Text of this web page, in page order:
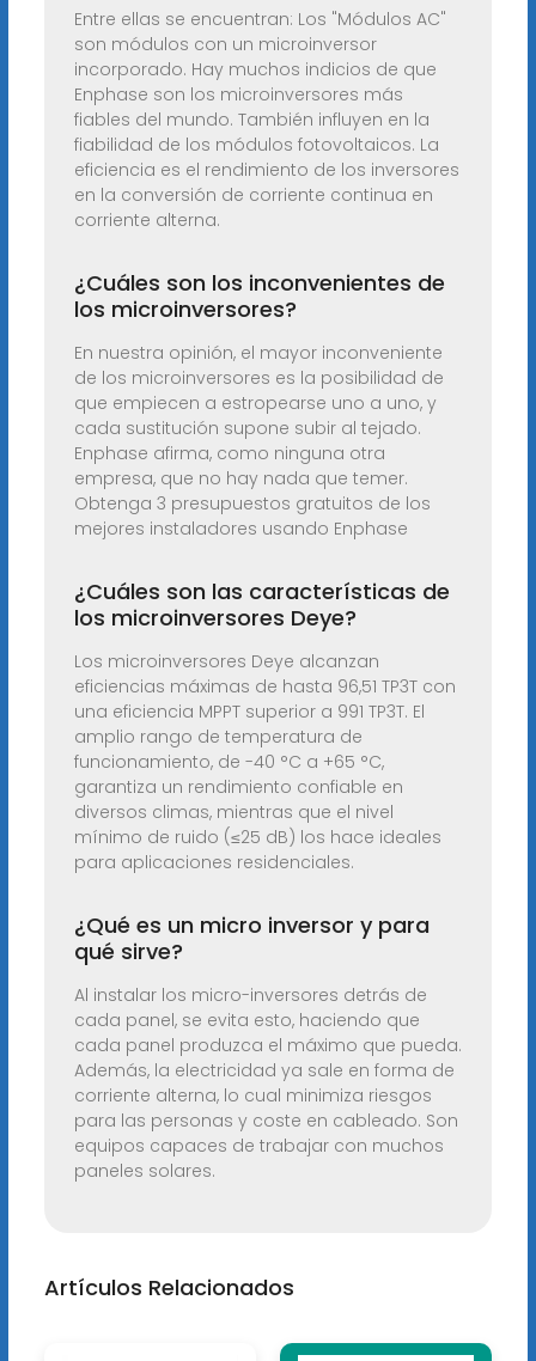
Entre ellas se encuentran: Los "Módulos AC"
son módulos con un microinversor
incorporado. Hay muchos indicios de que
Enphase son los microinversores más
fiables del mundo. También influyen en la
fiabilidad de los módulos fotovoltaicos. La
eficiencia es el rendimiento de los inversores
en la conversión de corriente continua en
corriente alterna.
¿Cuáles son los inconvenientes de
los microinversores?
En nuestra opinión, el mayor inconveniente
de los microinversores es la posibilidad de
que empiecen a estropearse uno a uno, y
cada sustitución supone subir al tejado.
Enphase afirma, como ninguna otra
empresa, que no hay nada que temer.
Obtenga 3 presupuestos gratuitos de los
mejores instaladores usando Enphase
¿Cuáles son las características de
los microinversores Deye?
Los microinversores Deye alcanzan
eficiencias máximas de hasta 96,51 TP3T con
una eficiencia MPPT superior a 991 TP3T. El
amplio rango de temperatura de
funcionamiento, de -40 °C a +65 °C,
garantiza un rendimiento confiable en
diversos climas, mientras que el nivel
mínimo de ruido (≤25 dB) los hace ideales
para aplicaciones residenciales.
¿Qué es un micro inversor y para
qué sirve?
Al instalar los micro-inversores detrás de
cada panel, se evita esto, haciendo que
cada panel produzca el máximo que pueda.
Además, la electricidad ya sale en forma de
corriente alterna, lo cual minimiza riesgos
para las personas y coste en cableado. Son
equipos capaces de trabajar con muchos
paneles solares.
Artículos Relacionados